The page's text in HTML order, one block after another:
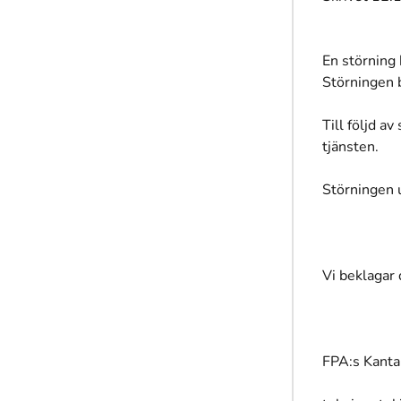
En
Störningen
Till följd av
tjänsten.
Störningen
Vi beklagar
FPA:s